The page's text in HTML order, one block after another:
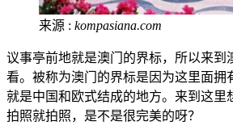
来源 : kompasiana.com
议事亭前地就是澳门的界标，所以来到
看。被称为澳门的界标是因为这里面拥
就是中国和欧式结成的地方。来到这里
拍照就拍照，是不是很完美的呀？